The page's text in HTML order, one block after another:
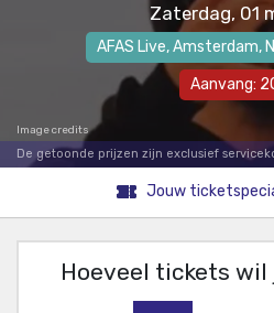
Zaterdag, 01
AFAS Live,Amsterdam,
Aanvang:
Image credits
De getoonde prijzen zijn exclusief
Jouw
Hoeveel tickets